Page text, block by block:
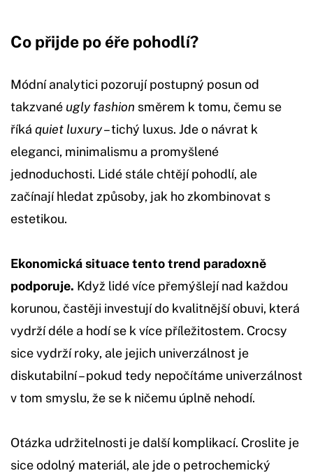
Co přijde po éře pohodlí?
Módní analytici pozorují postupný posun od
takzvané ugly fashion směrem k tomu, čemu se
říká quiet luxury– tichý luxus. Jde o návrat k
eleganci, minimalismu a promyšlené
jednoduchosti. Lidé stále chtějí pohodlí, ale
začínají hledat způsoby, jak ho zkombinovat s
estetikou.
Ekonomická situace tento trend paradoxně
podporuje. Když lidé více přemýšlejí nad každou
korunou, častěji investují do kvalitnější obuvi, která
vydrží déle a hodí se k více příležitostem. Crocsy
sice vydrží roky, ale jejich univerzálnost je
diskutabilní – pokud tedy nepočítáme univerzálnost
v tom smyslu, že se k ničemu úplně nehodí.
Otázka udržitelnosti je další komplikací. Croslite je
sice odolný materiál, ale jde o petrochemický